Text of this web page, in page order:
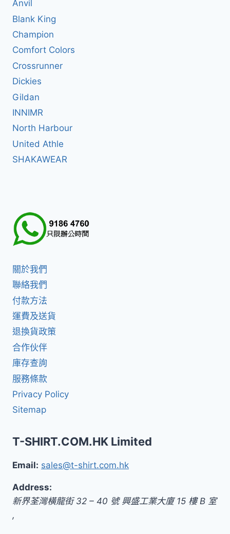
Anvil
Blank King
Champion
Comfort Colors
Crossrunner
Dickies
Gildan
INNIMR
North Harbour
United Athle
SHAKAWEAR
關於我們
聯絡我們
付款方法
運費及送貨
退換貨政策
合作伙伴
庫存查詢
服務條款
Privacy Policy
Sitemap
T-SHIRT.COM.HK Limited
Email: sales@t-shirt.com.hk
Address:
新界荃灣橫龍街 32 – 40 號 興盛工業大廈 15 樓 B 室
,